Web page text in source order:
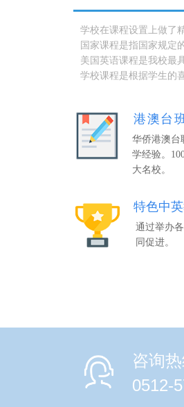
学校在课程设置上做了
国家课程是指国家规定
美国英语课程是我校最
学校课程是根据学生的
港澳台
华侨港澳台
学经验。
大名校。
通过举办
同促进。
特色中
咨询热
0512-